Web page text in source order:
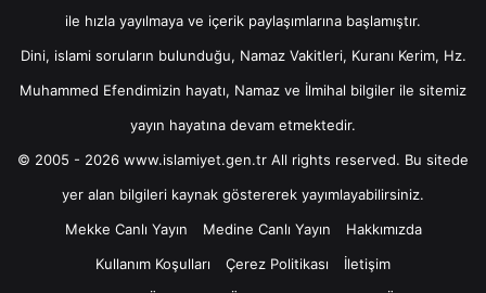
ile hızla yayılmaya ve içerik paylaşımlarına başlamıştır.
Dini, islami soruların bulunduğu, Namaz Vakitleri, Kuranı Kerim, Hz.
Muhammed Efendimizin hayatı, Namaz ve İlmihal bilgiler ile sitemiz
yayın hayatına devam etmektedir.
© 2005 - 2026 www.islamiyet.gen.tr All rights reserved. Bu sitede
yer alan bilgileri kaynak göstererek yayımlayabilirsiniz.
Mekke Canlı Yayın
Medine Canlı Yayın
Hakkımızda
Kullanım Koşulları
Çerez Politikası
İletişim